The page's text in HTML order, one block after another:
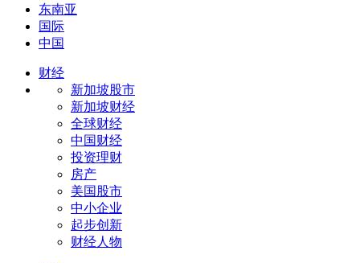
东南亚
国际
中国
财经
新加坡股市
新加坡财经
全球财经
中国财经
投资理财
房产
美国股市
中小企业
起步创新
财经人物